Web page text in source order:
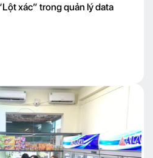
xác” trong quản lý data